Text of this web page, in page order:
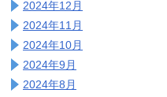
2024年12月
2024年11月
2024年10月
2024年9月
2024年8月